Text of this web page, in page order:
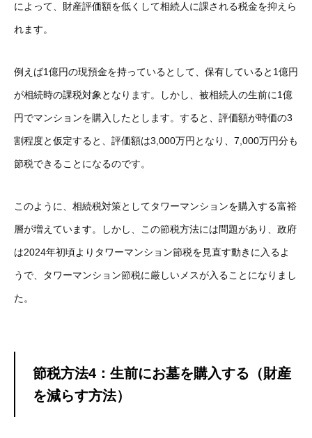
によって、財産評価額を低くして相続人に課される税金を抑えら
れます。
例えば1億円の現預金を持っているとして、保有していると1億円
が相続時の課税対象となります。しかし、被相続人の生前に1億
円でマンションを購入したとします。すると、評価額が時価の3
割程度と仮定すると、評価額は3,000万円となり、7,000万円分も
節税できることになるのです。
このように、相続税対策としてタワーマンションを購入する富裕
層が増えています。しかし、この節税方法には問題があり、政府
は2024年初頃よりタワーマンション節税を見直す動きに入るよ
うで、タワーマンション節税に厳しいメスが入ることになりまし
た。
節税方法4：生前にお墓を購入する（財産
を減らす方法）